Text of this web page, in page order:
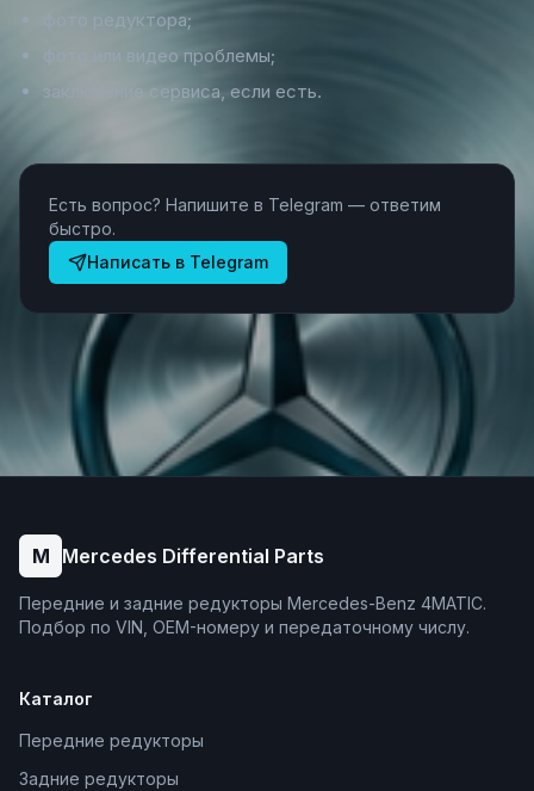
фото редуктора;
фото или видео проблемы;
заключение сервиса, если есть.
Есть вопрос? Напишите в Telegram — ответим
быстро.
Написать в Telegram
M Mercedes Differential Parts
Передние и задние редукторы Mercedes-Benz 4MATIC.
Подбор по VIN, OEM-номеру и передаточному числу.
Каталог
Передние редукторы
Задние редукторы